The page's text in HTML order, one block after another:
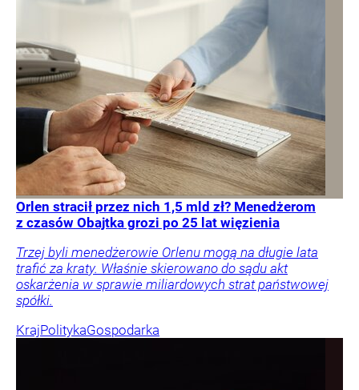
Orlen stracił przez nich 1,5 mld zł? Menedżerom
z czasów Obajtka grozi po 25 lat więzienia
Trzej byli menedżerowie Orlenu mogą na długie lata
trafić za kraty. Właśnie skierowano do sądu akt
oskarżenia w sprawie miliardowych strat państwowej
spółki.
KrajPolitykaGospodarka